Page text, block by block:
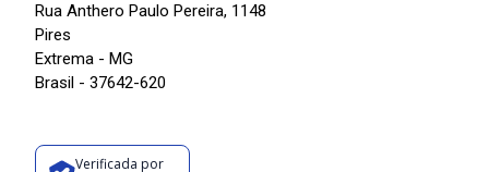
Rua Anthero Paulo Pereira, 1148
Pires
Extrema - MG
Brasil - 37642-620
Verificada por